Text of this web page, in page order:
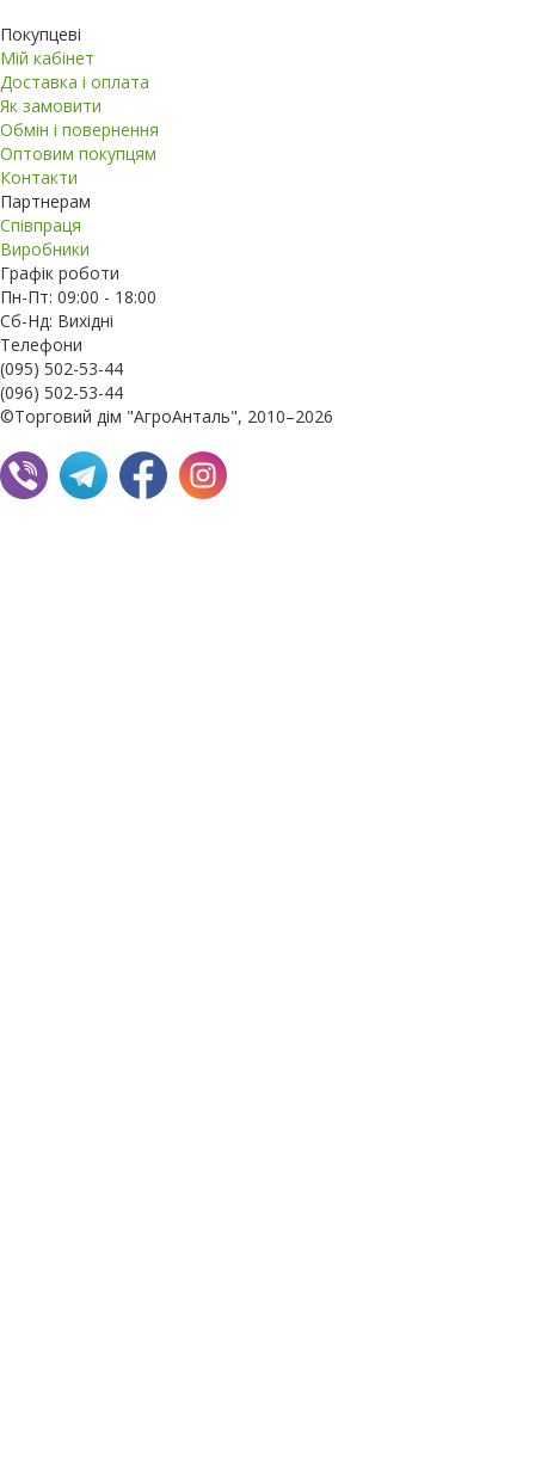
Покупцеві
Мій кабінет
Доставка і оплата
Як замовити
Обмін і повернення
Оптовим покупцям
Контакти
Партнерам
Співпраця
Виробники
Графік роботи
Пн-Пт: 09:00 - 18:00
Сб-Нд: Вихідні
Телефони
(095) 502-53-44
(096) 502-53-44
©Торговий дім "АгроАнталь", 2010–2026